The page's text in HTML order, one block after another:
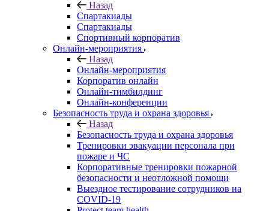
Назад
Спартакиады
Спартакиады
Спортивный корпоратив
Онлайн-мероприятия
Назад
Онлайн-мероприятия
Корпоратив онлайн
Онлайн-тимбилдинг
Онлайн-конференции
Безопасность труда и охрана здоровья
Назад
Безопасность труда и охрана здоровья
Тренировки эвакуации персонала при
пожаре и ЧС
Корпоративные тренировки пожарной
безопасности и неотложной помощи
Выездное тестирование сотрудников на
COVID-19